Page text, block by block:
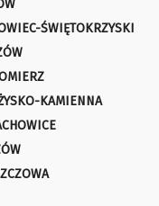
ŚWIĘTOKRZYSKI
KAMIENNA